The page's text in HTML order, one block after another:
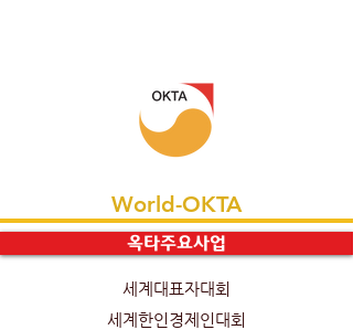
World-OKTA
옥타주요사업
세계대표자대회
세계한인경제인대회